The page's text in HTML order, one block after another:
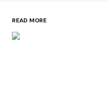
READ MORE